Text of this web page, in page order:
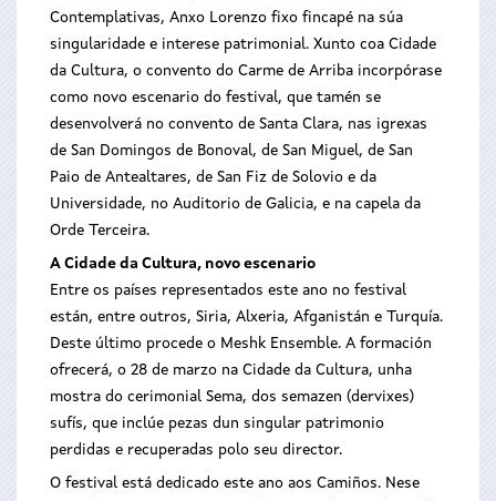
Contemplativas, Anxo Lorenzo fixo fincapé na súa
singularidade e interese patrimonial. Xunto coa Cidade
da Cultura, o convento do Carme de Arriba incorpórase
como novo escenario do festival, que tamén se
desenvolverá no convento de Santa Clara, nas igrexas
de San Domingos de Bonoval, de San Miguel, de San
Paio de Antealtares, de San Fiz de Solovio e da
Universidade, no Auditorio de Galicia, e na capela da
Orde Terceira.
A Cidade da Cultura, novo escenario
Entre os países representados este ano no festival
están, entre outros, Siria, Alxeria, Afganistán e Turquía.
Deste último procede o Meshk Ensemble. A formación
ofrecerá, o 28 de marzo na Cidade da Cultura, unha
mostra do cerimonial Sema, dos semazen (dervixes)
sufís, que inclúe pezas dun singular patrimonio
perdidas e recuperadas polo seu director.
O festival está dedicado este ano aos Camiños. Nese